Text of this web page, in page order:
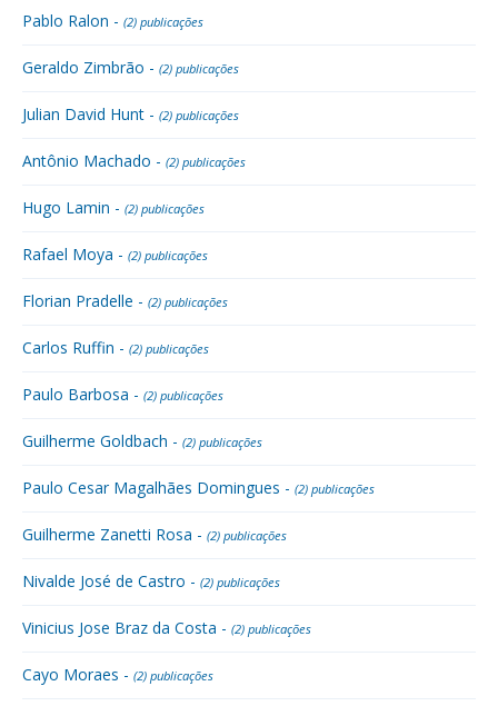
Pablo Ralon - (2) publicações
Geraldo Zimbrão - (2) publicações
Julian David Hunt - (2) publicações
Antônio Machado - (2) publicações
Hugo Lamin - (2) publicações
Rafael Moya - (2) publicações
Florian Pradelle - (2) publicações
Carlos Ruffin - (2) publicações
Paulo Barbosa - (2) publicações
Guilherme Goldbach - (2) publicações
Paulo Cesar Magalhães Domingues - (2) publicações
Guilherme Zanetti Rosa - (2) publicações
Nivalde José de Castro - (2) publicações
Vinicius Jose Braz da Costa - (2) publicações
Cayo Moraes - (2) publicações